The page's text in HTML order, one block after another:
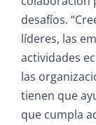
desafíos.
líderes, las
actividades
las
tienen que
que cumpla